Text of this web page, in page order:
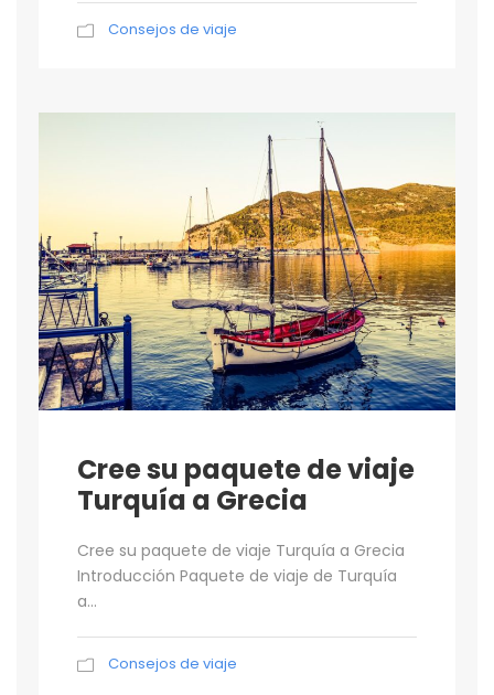
Consejos de viaje
Cree su paquete de viaje
Turquía a Grecia
Cree su paquete de viaje Turquía a Grecia
Introducción Paquete de viaje de Turquía
a...
Consejos de viaje